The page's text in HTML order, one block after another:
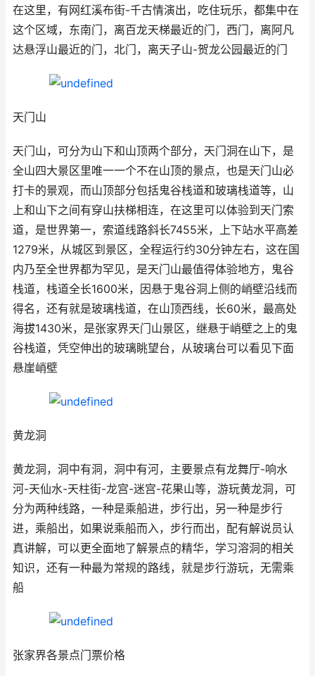
在这里，有网红溪布街-千古情演出，吃住玩乐，都集中在
这个区域，东南门，离百龙天梯最近的门，西门，离阿凡
达悬浮山最近的门，北门，离天子山-贺龙公园最近的门
天门山
天门山，可分为山下和山顶两个部分，天门洞在山下，是
全山四大景区里唯一一个不在山顶的景点，也是天门山必
打卡的景观，而山顶部分包括鬼谷栈道和玻璃栈道等，山
上和山下之间有穿山扶梯相连，在这里可以体验到天门索
道，是世界第一，索道线路斜长7455米，上下站水平高差
1279米，从城区到景区，全程运行约30分钟左右，这在国
内乃至全世界都为罕见，是天门山最值得体验地方，鬼谷
栈道，栈道全长1600米，因悬于鬼谷洞上侧的峭壁沿线而
得名，还有就是玻璃栈道，在山顶西线，长60米，最高处
海拔1430米，是张家界天门山景区，继悬于峭壁之上的鬼
谷栈道，凭空伸出的玻璃眺望台，从玻璃台可以看见下面
悬崖峭壁
黄龙洞
黄龙洞，洞中有洞，洞中有河，主要景点有龙舞厅-响水
河-天仙水-天柱街-龙宫-迷宫-花果山等，游玩黄龙洞，可
分为两种线路，一种是乘船进，步行出，另一种是步行
进，乘船出，如果说乘船而入，步行而出，配有解说员认
真讲解，可以更全面地了解景点的精华，学习溶洞的相关
知识，还有一种最为常规的路线，就是步行游玩，无需乘
船
张家界各景点门票价格